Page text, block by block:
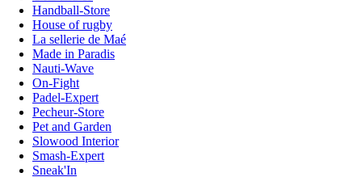
Handball-Store
House of rugby
La sellerie de Maé
Made in Paradis
Nauti-Wave
On-Fight
Padel-Expert
Pecheur-Store
Pet and Garden
Slowood Interior
Smash-Expert
Sneak'In